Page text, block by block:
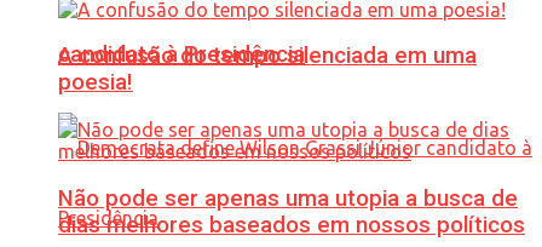
candidato à Presidência
A confusão do tempo silenciada em uma
poesia!
Não pode ser apenas uma utopia a busca de
dias melhores baseados em nossos políticos